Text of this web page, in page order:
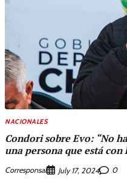
NACIONALES
Condori sobre Evo: “No
una persona que está
Corresponsal July 17, 2024 0